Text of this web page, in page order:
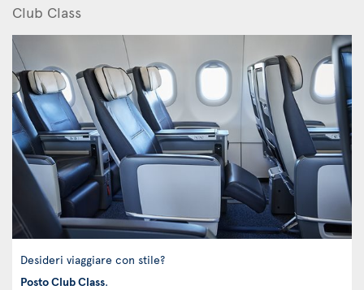
Club Class
Desideri viaggiare con stile?
Posto Club Class.